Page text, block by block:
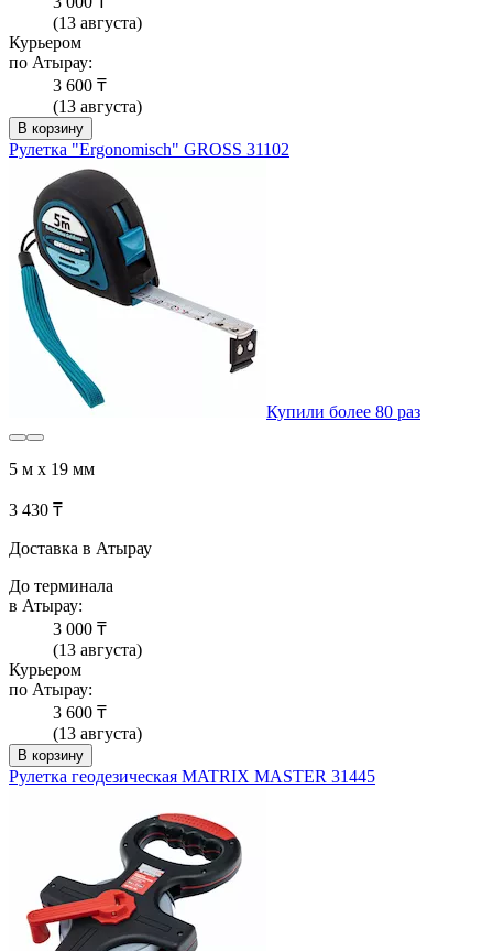
(13 августа)
Курьером
по Атырау:
3 600 ₸
(13 августа)
В корзину
Рулетка "Ergonomisch" GROSS 31102
Купили более 80 раз
5 м x 19 мм
3 430 ₸
Доставка в Атырау
До терминала
в Атырау:
3 000 ₸
(13 августа)
Курьером
по Атырау:
3 600 ₸
(13 августа)
В корзину
Рулетка геодезическая MATRIX MASTER 31445